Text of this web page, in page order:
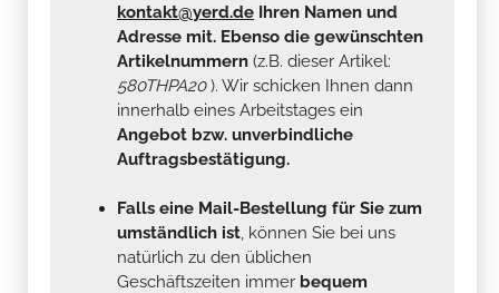
kontakt@yerd.de Ihren Namen und
Adresse mit. Ebenso die gewünschten
Artikelnummern (z.B. dieser Artikel:
580THPA20). Wir schicken Ihnen dann
innerhalb eines Arbeitstages ein
Angebot bzw. unverbindliche
Auftragsbestätigung.
Falls eine Mail-Bestellung für Sie zum
umständlich ist, können Sie bei uns
natürlich zu den üblichen
Geschäftszeiten immer bequem